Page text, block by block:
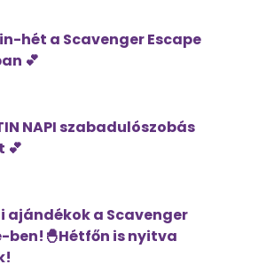
hét a Scavenger Escape
💕
NAPI szabadulószobás
💕
ajándékok a Scavenger
ben!🐣Hétfőn is nyitva